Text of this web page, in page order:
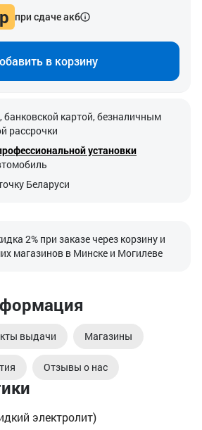
электролит)
р при сдаче акб
в корзину
картой, безналичным
рассрочки
установки
Беларуси
2% при заказе через корзину и
магазинов в Минске и Могилеве
выдачи Магазины
Отзывы о нас